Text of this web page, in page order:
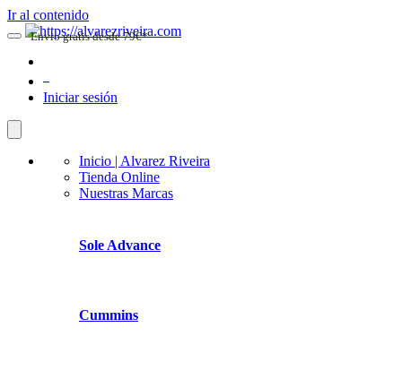
Ir al contenido
Iniciar sesión
Inicio | Alvarez Riveira
Tienda Online
Nuestras Marcas
Sole Advance
Cummins
Envio gratis desde 79€*